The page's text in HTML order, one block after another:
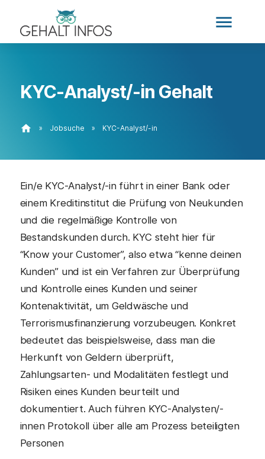
menu
KYC-Analyst/-in Gehalt
home » Jobsuche » KYC-Analyst/-in
Ein/e KYC-Analyst/-in führt in einer Bank oder
einem Kreditinstitut die Prüfung von Neukunden
und die regelmäßige Kontrolle von
Bestandskunden durch. KYC steht hier für
“Know your Customer”, also etwa “kenne deinen
Kunden” und ist ein Verfahren zur Überprüfung
und Kontrolle eines Kunden und seiner
Kontenaktivität, um Geldwäsche und
Terrorismusfinanzierung vorzubeugen. Konkret
bedeutet das beispielsweise, dass man die
Herkunft von Geldern überprüft,
Zahlungsarten- und Modalitäten festlegt und
Risiken eines Kunden beurteilt und
dokumentiert. Auch führen KYC-Analysten/-
innen Protokoll über alle am Prozess beteiligten
Personen